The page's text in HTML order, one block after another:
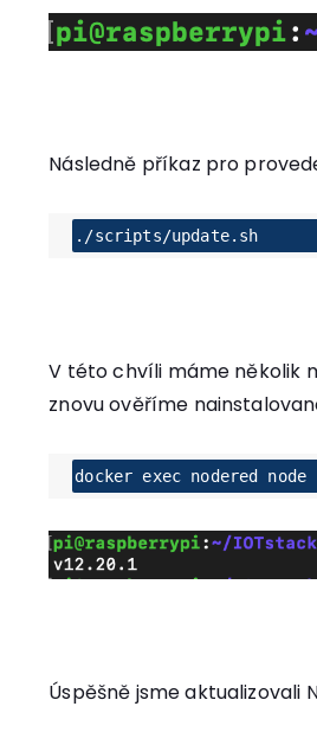
Následně příkaz pro
./scripts/update.sh
V této chvíli máme několik
znovu ověříme
docker exec nodered
Úspěšně jsme aktualizovali